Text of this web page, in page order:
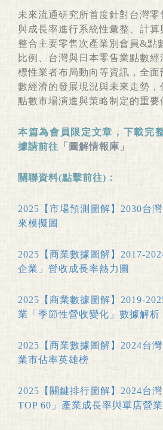
未來流通研究所首度針對台灣零
與成長率進行系統性彙整、計
整合主要零售次產業別會員&點
比例、台灣與日本零售業點數
標性業者布局動向等資訊，全
數經濟的發展現況與未來走勢，
點數市場演進與策略制定的重要
本篇為會員限定文章，下載完
據請前往 「圖解情報庫」
關聯資料(點擊前往)：
2025【市場預測圖解】2030台
來模擬圖
2025【商業數據圖解】2017-
企業」營收成長率熱力圖
2025【商業數據圖解】2019-
業「季節性營收變化」數據解析
2025【商業數據圖解】2024台
業市佔率英雄榜
2025【關鍵排行圖解】2024台
TOP 60」產業成長率與單店營